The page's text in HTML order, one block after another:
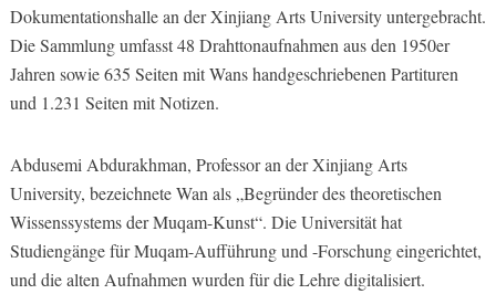
Dokumentationshalle an der Xinjiang Arts University untergebracht.
Die Sammlung umfasst 48 Drahttonaufnahmen aus den 1950er
Jahren sowie 635 Seiten mit Wans handgeschriebenen Partituren
und 1.231 Seiten mit Notizen.
Abdusemi Abdurakhman, Professor an der Xinjiang Arts
University, bezeichnete Wan als „Begründer des theoretischen
Wissenssystems der Muqam-Kunst“. Die Universität hat
Studiengänge für Muqam-Aufführung und -Forschung eingerichtet,
und die alten Aufnahmen wurden für die Lehre digitalisiert.